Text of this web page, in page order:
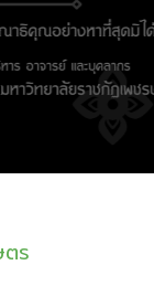
ตร